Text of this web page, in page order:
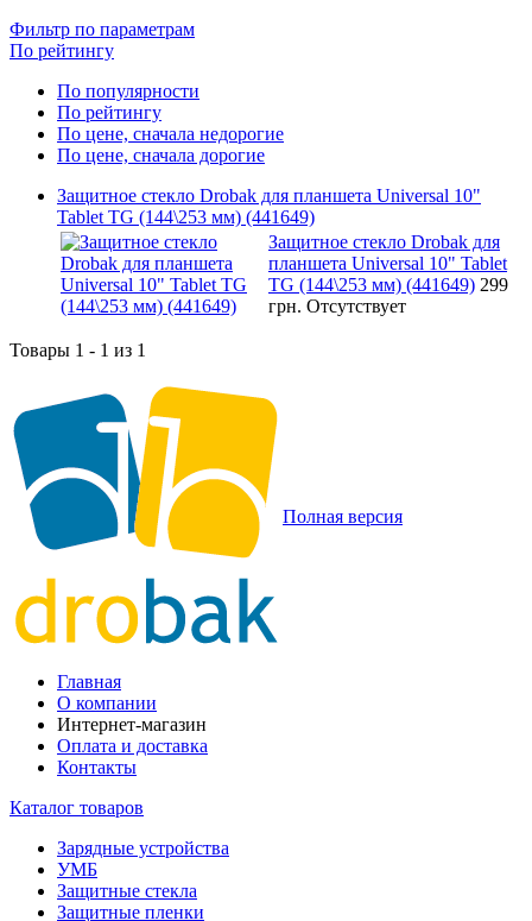
Фильтр по параметрам
По рейтингу
По популярности
По рейтингу
По цене, сначала недорогие
По цене, сначала дорогие
Защитное стекло Drobak для планшета Universal 10"
Tablet TG (144\253 мм) (441649)
Защитное стекло Drobak для
планшета Universal 10" Tablet
TG (144\253 мм) (441649) 299
грн. Отсутствует
Товары 1 - 1 из 1
Полная версия
Главная
О компании
Интернет-магазин
Оплата и доставка
Контакты
Каталог товаров
Зарядные устройства
УМБ
Защитные стекла
Защитные пленки